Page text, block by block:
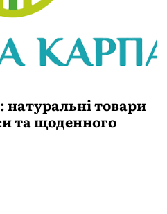
товари
та щоденного